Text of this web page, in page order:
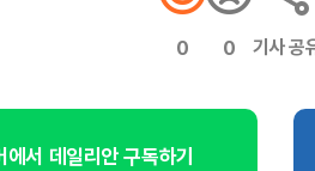
0 0 기사 공
에서 데일리안 구독하기